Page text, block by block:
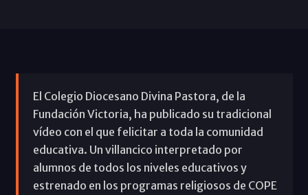
El Colegio Diocesano Divina Pastora, de la
Fundación Victoria, ha publicado su tradicional
vídeo con el que felicitar a toda la comunidad
educativa. Un villancico interpretado por
alumnos de todos los niveles educativos y
estrenado en los programas religiosos de COPE